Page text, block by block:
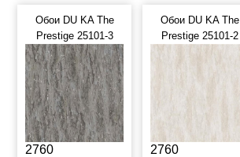
Обои DU KA The
Prestige 25101-3
2760
Обои DU KA The
Prestige 25101-2
2760